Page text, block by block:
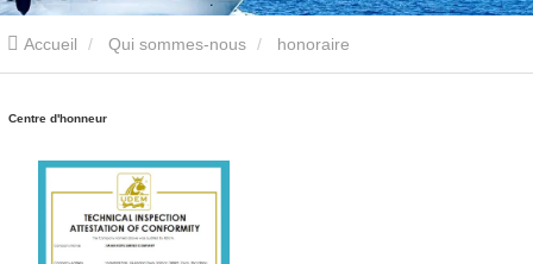
Accueil Qui sommes-nous honoraire
Centre d'honneur